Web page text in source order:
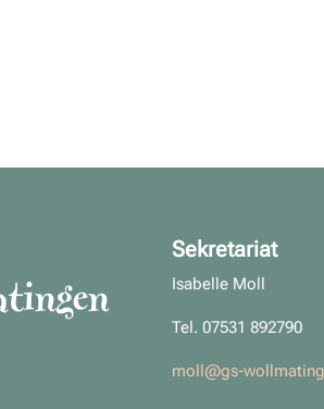
Sekretariat
Isabelle Moll
Tel. 07531 892790
moll@gs-